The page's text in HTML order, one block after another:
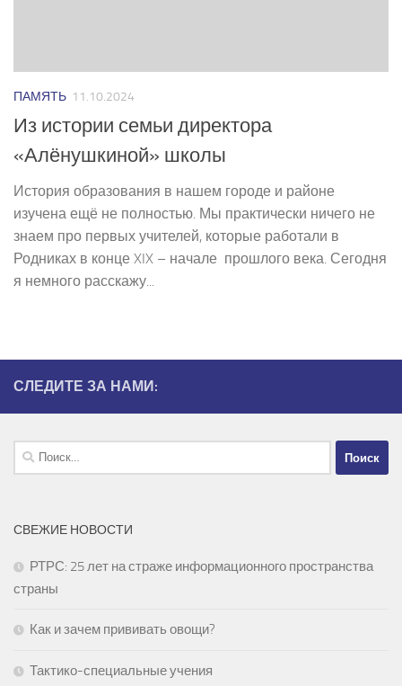
ПАМЯТЬ 11.10.2024
Из истории семьи директора
«Алёнушкиной» школы
История образования в нашем городе и районе
изучена ещё не полностью. Мы практически ничего не
знаем про первых учителей, которые работали в
Родниках в конце XIX – начале прошлого века. Сегодня
я немного расскажу...
СЛЕДИТЕ ЗА НАМИ:
Найти:
СВЕЖИЕ НОВОСТИ
РТРС: 25 лет на страже информационного пространства
страны
Как и зачем прививать овощи?
Тактико-специальные учения